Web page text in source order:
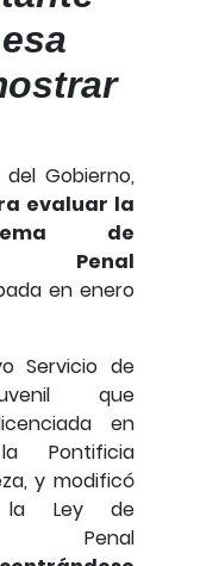
Gobierno,
evaluar la
de
Penal
en enero
Servicio de
que
en
Pontificia
y modificó
la Ley de
Penal